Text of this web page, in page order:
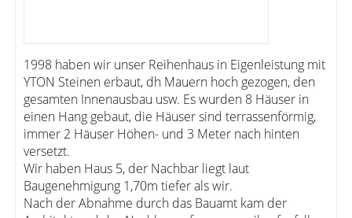
1998 haben wir unser Reihenhaus in Eigenleistung mit
YTON Steinen erbaut, dh Mauern hoch gezogen, den
gesamten Innenausbau usw. Es wurden 8 Häuser in
einen Hang gebaut, die Häuser sind terrassenförmig,
immer 2 Häuser Höhen- und 3 Meter nach hinten
versetzt.
Wir haben Haus 5, der Nachbar liegt laut
Baugenehmigung 1,70m tiefer als wir.
Nach der Abnahme durch das Bauamt kam der